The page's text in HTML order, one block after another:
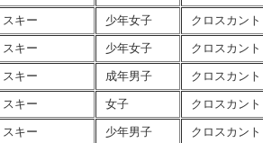
スキー 少年女子 クロスカン
スキー 少年女子 クロスカン
スキー 成年男子 クロスカン
スキー 女子 クロスカン
スキー 少年男子 クロスカン